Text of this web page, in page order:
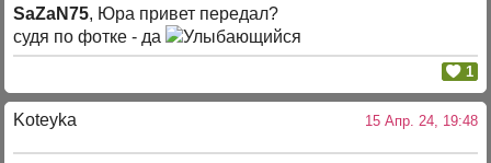
SaZaN75, Юра привет передал?
судя по фотке - да
1
Koteyka 15 Апр. 24, 19:48